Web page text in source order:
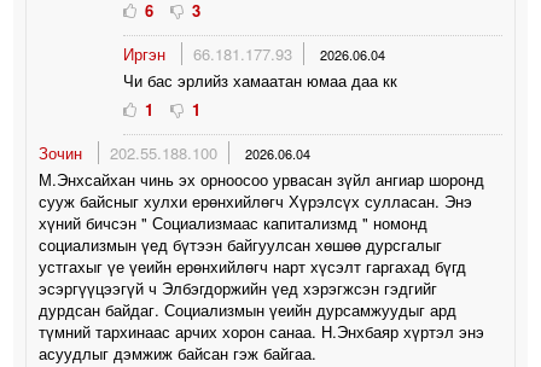
6
3
Иргэн
66.181.177.93 2026.06.04
Чи бас эрлийз хамаатан юмаа даа кк
1
1
Зочин
202.55.188.100 2026.06.04
М.Энхсайхан чинь эх орноосоо урвасан зүйл ангиар шоронд
сууж байсныг хулхи ерөнхийлөгч Хүрэлсүх сулласан. Энэ
хүний бичсэн " Социализмаас капитализмд " номонд
социализмын үед бүтээн байгуулсан хөшөө дурсгалыг
устгахыг үе үеийн ерөнхийлөгч нарт хүсэлт гаргахад бүгд
эсэргүүцээгүй ч Элбэгдоржийн үед хэрэгжсэн гэдгийг
дурдсан байдаг. Социализмын үеийн дурсамжуудыг ард
түмний тархинаас арчих хорон санаа. Н.Энхбаяр хүртэл энэ
асуудлыг дэмжиж байсан гэж байгаа.